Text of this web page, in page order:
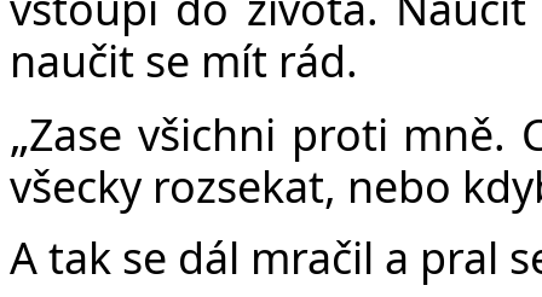
naučit se mít rád.
„Zase všichni proti mně.
všecky rozsekat, nebo
A tak se dál mračil a pral